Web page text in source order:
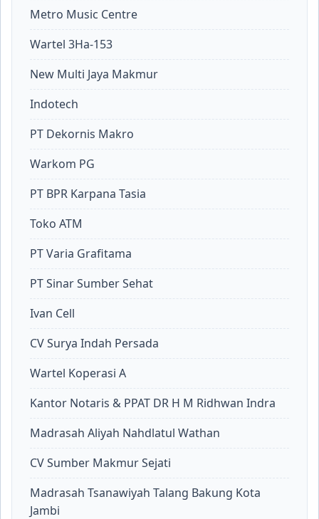
Metro Music Centre
Wartel 3Ha-153
New Multi Jaya Makmur
Indotech
PT Dekornis Makro
Warkom PG
PT BPR Karpana Tasia
Toko ATM
PT Varia Grafitama
PT Sinar Sumber Sehat
Ivan Cell
CV Surya Indah Persada
Wartel Koperasi A
Kantor Notaris & PPAT DR H M Ridhwan Indra
Madrasah Aliyah Nahdlatul Wathan
CV Sumber Makmur Sejati
Madrasah Tsanawiyah Talang Bakung Kota
Jambi